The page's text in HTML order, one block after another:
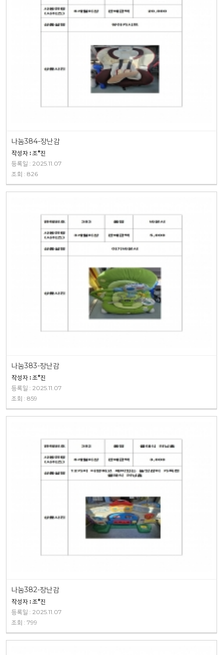
나눔384-장난감
작성자 : 조*진
등록일 : 2025.11.07
조회 : 826
나눔383-장난감
작성자 : 조*진
등록일 : 2025.11.07
조회 : 859
나눔382-장난감
작성자 : 조*진
등록일 : 2025.11.07
조회 : 799